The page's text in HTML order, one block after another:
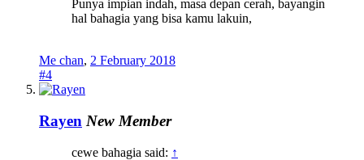
Punya impian indah, masa depan cerah, bayangin
hal bahagia yang bisa kamu lakuin,
Me chan, 2 February 2018
#4
Rayen New Member
cewe bahagia said: ↑